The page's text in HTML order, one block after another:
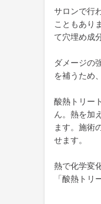
サロンで行
こともあり
て穴埋め成
ダメージの
を補うため
酸熱トリー
ん。熱を加
ます。施術
せます。
熱で化学変
「酸熱トリ